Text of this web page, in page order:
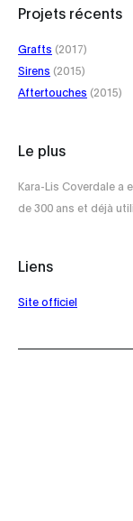
Projets récents
Grafts (2017)
Sirens (2015)
Aftertouches (2015)
Le plus
Kara-Lis Coverdale a
de 300 ans et déjà
Liens
Site officiel